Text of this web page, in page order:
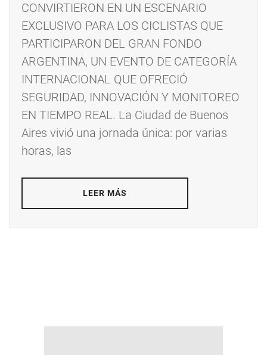
CONVIRTIERON EN UN ESCENARIO
EXCLUSIVO PARA LOS CICLISTAS QUE
PARTICIPARON DEL GRAN FONDO
ARGENTINA, UN EVENTO DE CATEGORÍA
INTERNACIONAL QUE OFRECIÓ
SEGURIDAD, INNOVACIÓN Y MONITOREO
EN TIEMPO REAL. La Ciudad de Buenos
Aires vivió una jornada única: por varias
horas, las
LEER MÁS